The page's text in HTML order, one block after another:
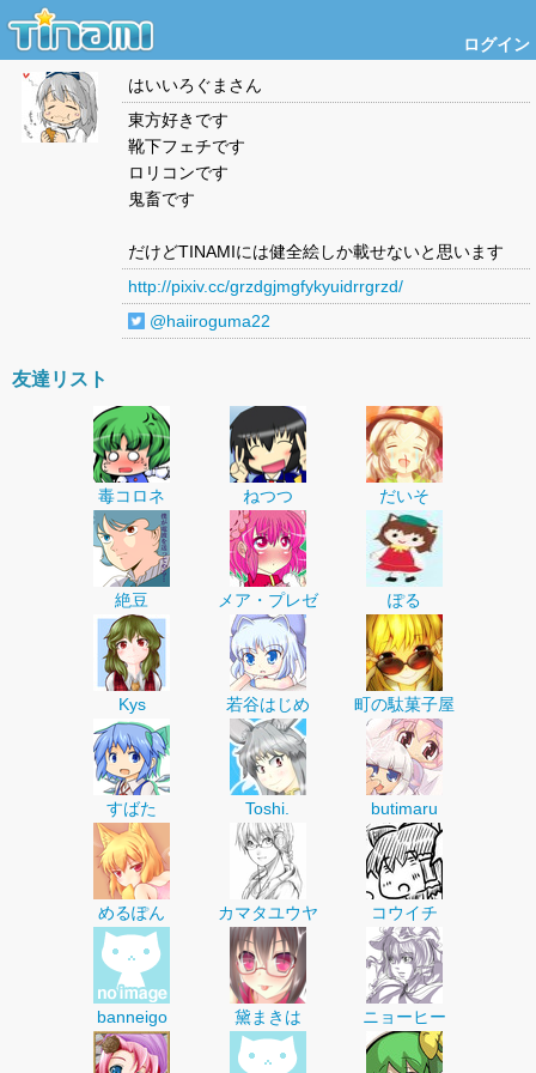
ログイン
はいいろぐま さん
東方好きです
靴下フェチです
ロリコンです
鬼畜です
だけどTINAMIには健全絵しか載せないと思います
http://pixiv.cc/grzdgjmgfykyuidrrgrzd/
@haiiroguma22
友達リスト
毒コロネ ねつつ だいそ
絶豆 メア・プレゼ ぽる
Kys 若谷はじめ 町の駄菓子屋
すばた Toshi. butimaru
めるぽん カマタユウヤ コウイチ
banneigo 黛まきは ニョーヒー